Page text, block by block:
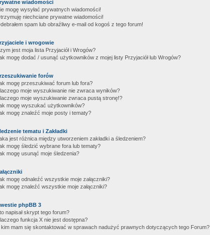
wiadomości
mogę wysyłać prywatnych wiadomości!
niechciane prywatne wiadomości!
spam lub obraźliwy e-mail od kogoś z tego forum!
i wrogowie
jest moja lista Przyjaciół i Wrogów?
mogę dodać / usunąć użytkowników z mojej listy Przyjaciół lub Wrogów?
forów
mogę przeszukiwać forum lub fora?
moje wyszukiwanie nie zwraca wyników?
moje wyszukiwanie zwraca pustą stronę!?
mogę wyszukać użytkowników?
mogę znaleźć moje posty i tematy?
tematu i Zakładki
jest różnica między utworzeniem zakładki a śledzeniem?
mogę śledzić wybrane fora lub tematy?
mogę usunąć moje śledzenia?
mogę odnaleźć wszystkie moje załączniki?
mogę znaleźć wszystkie moje załączniki?
phpBB 3
napisał skrypt tego forum?
funkcja X nie jest dostępna?
kim mam się skontaktować w sprawach nadużyć prawnych dotyczących tego Forum?